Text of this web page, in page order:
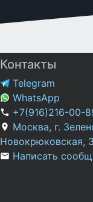
Контакты
Telegram
WhatsApp
+7(916)216-00-
Москва, г.
Новокрюковская,
Написать